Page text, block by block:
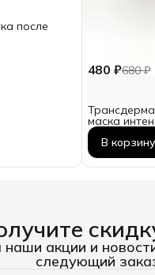
после
480 ₽680 ₽
маска
В корзину
акции и
следующий